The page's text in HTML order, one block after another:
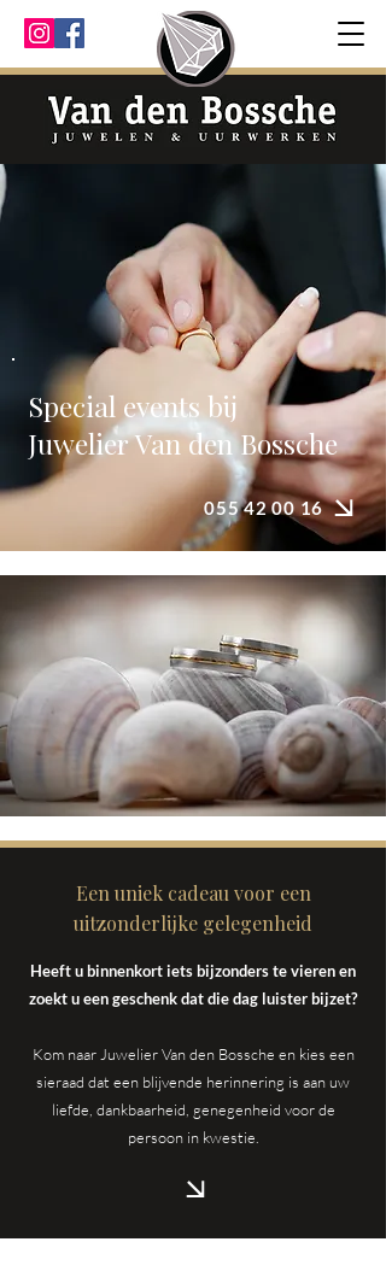
Special events bij
Juwelier Van den Bossche
055 42 00 16
Een uniek cadeau voor een
uitzonderlijke gelegenheid
Heeft u binnenkort iets bijzonders te vieren en
zoekt u een geschenk dat die dag luister bijzet?
Kom naar Juwelier Van den Bossche en kies een
sieraad dat een blijvende herinnering is aan uw
liefde, dankbaarheid, genegenheid voor de
persoon in kwestie.